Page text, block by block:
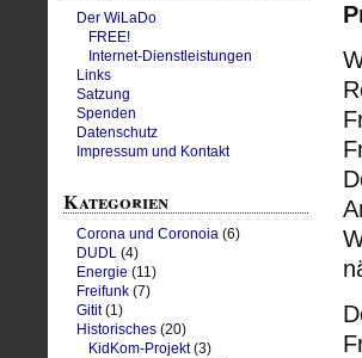
Der WiLaDo
FREE!
Internet-Dienstleistungen
Links
Satzung
Spenden
Datenschutz
Impressum und Kontakt
Kategorien
Corona und Coronoia (6)
DUDL
(4)
Energie (11)
Freifunk(7)
Gitit(1)
Historisches(20)
KidKom-Projekt(3)